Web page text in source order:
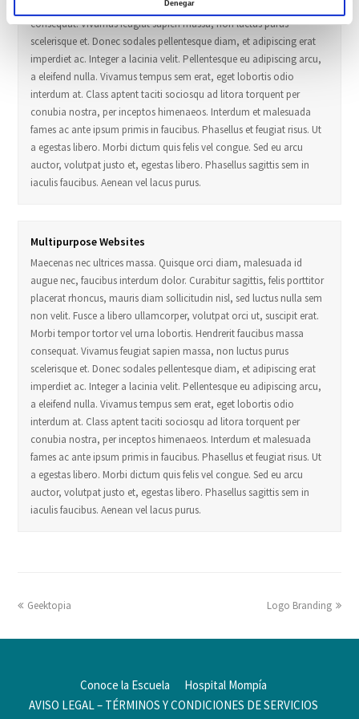
Denegar
Morbi tempor tortor vel urna lobortis. Hendrerit faucibus massa
consequat. Vivamus feugiat sapien massa, non luctus purus
scelerisque et. Donec sodales pellentesque diam, et adipiscing erat
imperdiet ac. Integer a lacinia velit. Pellentesque eu adipiscing arcu,
a eleifend nulla. Vivamus tempus sem erat, eget lobortis odio
interdum at. Class aptent taciti sociosqu ad litora torquent per
conubia nostra, per inceptos himenaeos. Interdum et malesuada
fames ac ante ipsum primis in faucibus. Phasellus et feugiat risus. Ut
a egestas libero. Morbi dictum quis felis vel congue. Sed eu arcu
auctor, volutpat justo et, egestas libero. Phasellus sagittis sem in
iaculis faucibus. Aenean vel lacus purus.
Multipurpose Websites
Maecenas nec ultrices massa. Quisque orci diam, malesuada id
augue nec, faucibus interdum dolor. Curabitur sagittis, felis porttitor
placerat rhoncus, mauris diam sollicitudin nisl, sed luctus nulla sem
non velit. Fusce a libero ullamcorper, volutpat orci ut, suscipit erat.
Morbi tempor tortor vel urna lobortis. Hendrerit faucibus massa
consequat. Vivamus feugiat sapien massa, non luctus purus
scelerisque et. Donec sodales pellentesque diam, et adipiscing erat
imperdiet ac. Integer a lacinia velit. Pellentesque eu adipiscing arcu,
a eleifend nulla. Vivamus tempus sem erat, eget lobortis odio
interdum at. Class aptent taciti sociosqu ad litora torquent per
conubia nostra, per inceptos himenaeos. Interdum et malesuada
fames ac ante ipsum primis in faucibus. Phasellus et feugiat risus. Ut
a egestas libero. Morbi dictum quis felis vel congue. Sed eu arcu
auctor, volutpat justo et, egestas libero. Phasellus sagittis sem in
iaculis faucibus. Aenean vel lacus purus.
Geektopia Logo Branding
Conoce la Escuela
Hospital Mompía
AVISO LEGAL – TÉRMINOS Y CONDICIONES DE SERVICIOS